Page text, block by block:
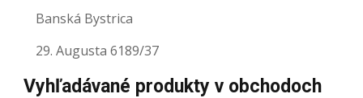
Banská Bystrica
29. Augusta 6189/37
Vyhľadávané produkty v obchodoch